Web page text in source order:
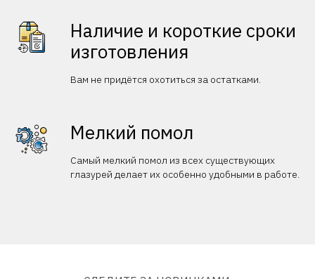
Наличие и короткие сроки
изготовления
Вам не придётся охотиться за остатками.
Мелкий помол
Самый мелкий помол из всех существующих
глазурей делает их особенно удобными в работе.